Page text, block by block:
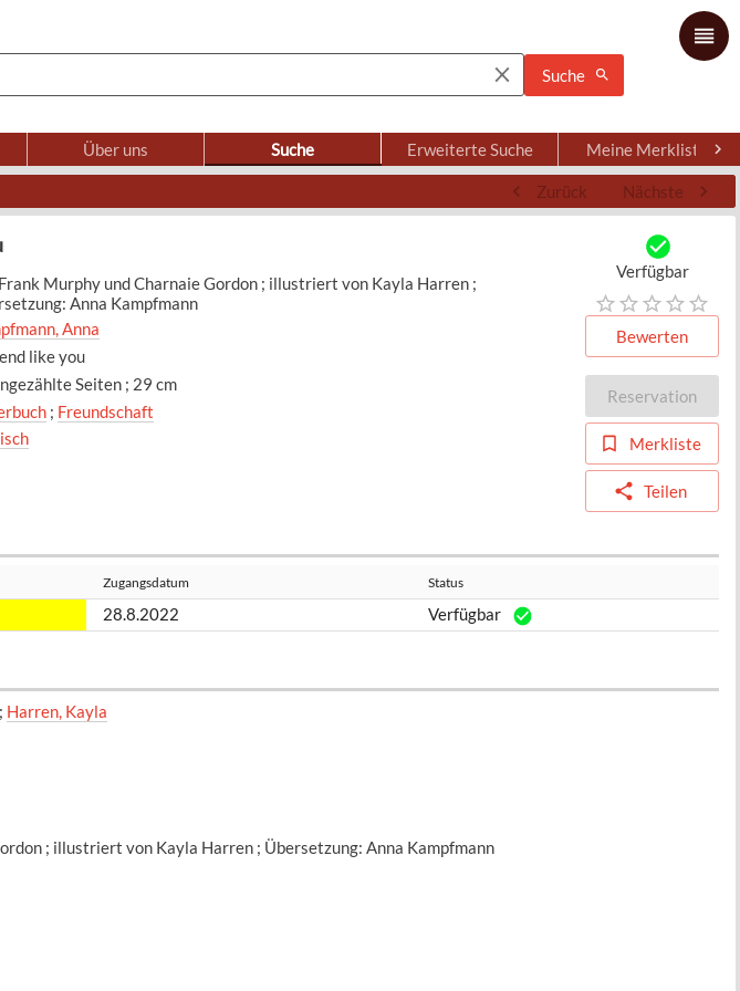
Suche
Über uns Suche Erweiterte Suche Meine Merkliste
Zurück Nächste
Murphy und Charnaie Gordon ; illustriert von Kayla Harren ;
Anna Kampfmann
Anna
like you
Seiten ; 29 cm
; Freundschaft
Verfügbar
Bewerten
Reservation
Merkliste
Teilen
Zugangsdatum Status
28.8.2022 Verfügbar
Harren, Kayla
; illustriert von Kayla Harren ; Übersetzung: Anna Kampfmann